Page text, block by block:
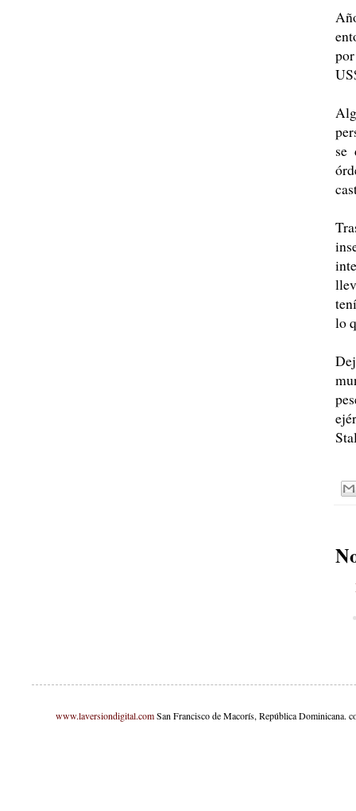
se
lo
www.laversiondigital.comSan Francisco de Macorís, República Dominicana.